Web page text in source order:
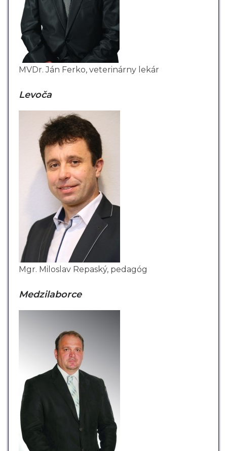
MVDr. Ján Ferko, veterinárny lekár
Levoča
Mgr. Miloslav Repaský, pedagóg
Medzilaborce